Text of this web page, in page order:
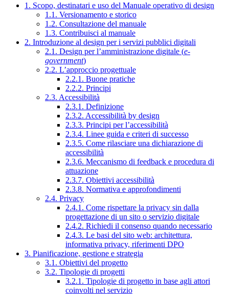
1. Scopo, destinatari e uso del Manuale operativo di design
1.1. Versionamento e storico
1.2. Consultazione del manuale
1.3. Contribuisci al manuale
2. Introduzione al design per i servizi pubblici digitali
2.1. Design per l’amministrazione digitale (e-
government)
2.2. L’approccio progettuale
2.2.1. Buone pratiche
2.2.2. Principi
2.3. Accessibilità
2.3.1. Definizione
2.3.2. Accessibilità by design
2.3.3. Principi per l’accessibilità
2.3.4. Linee guida e criteri di successo
2.3.5. Come rilasciare una dichiarazione di
accessibilità
2.3.6. Meccanismo di feedback e procedura di
attuazione
2.3.7. Obiettivi accessibilità
2.3.8. Normativa e approfondimenti
2.4. Privacy
2.4.1. Come rispettare la privacy sin dalla
progettazione di un sito o servizio digitale
2.4.2. Richiedi il consenso quando necessario
2.4.3. Le basi del sito web: architettura,
informativa privacy, riferimenti DPO
3. Pianificazione, gestione e strategia
3.1. Obiettivi del progetto
3.2. Tipologie di progetti
3.2.1. Tipologie di progetto in base agli attori
coinvolti nel servizio